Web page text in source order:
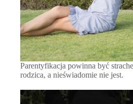
Parentyfikacja powinna być
rodzica, a nieświadomie nie jest.